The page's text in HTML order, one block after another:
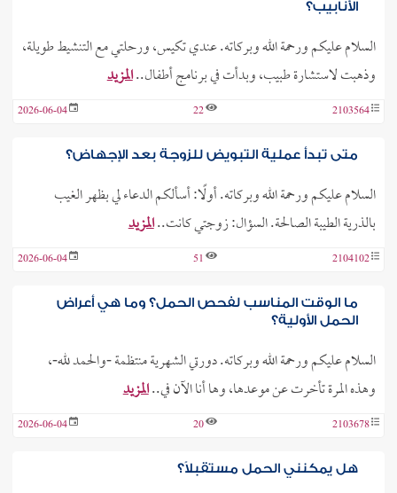
الأنابيب؟
السلام عليكم ورحمة الله وبركاته. عندي تكيس، ورحلتي مع التنشيط طويلة،
وذهبت لاستشارة طبيب، وبدأت في برنامج أطفال..المزيد
2103564
22
2026-06-04
متى تبدأ عملية التبويض للزوجة بعد الإجهاض؟
السلام عليكم ورحمة الله وبركاته. أولًا: أسألكم الدعاء لي بظهر الغيب
بالذرية الطيبة الصالحة. السؤال: زوجتي كانت..المزيد
2104102
51
2026-06-04
ما الوقت المناسب لفحص الحمل؟ وما هي أعراض
الحمل الأولية؟
السلام عليكم ورحمة الله وبركاته. دورتي الشهرية منتظمة -والحمد لله-،
وهذه المرة تأخرت عن موعدها، وها أنا الآن في..المزيد
2103678
20
2026-06-04
هل يمكنني الحمل مستقبلاً؟